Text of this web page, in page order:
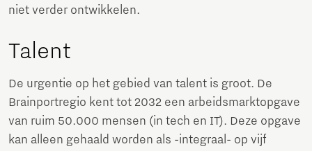
niet verder ontwikkelen.
Talent
De urgentie op het gebied van talent is groot. De
Brainportregio kent tot 2032 een arbeidsmarktopgave
van ruim 50.000 mensen (in tech en IT). Deze opgave
kan alleen gehaald worden als -integraal- op vijf